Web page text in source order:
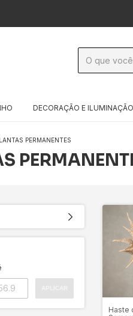
DECORAÇÃO E ILUMINAÇÃO
PERMANENTES
Haste